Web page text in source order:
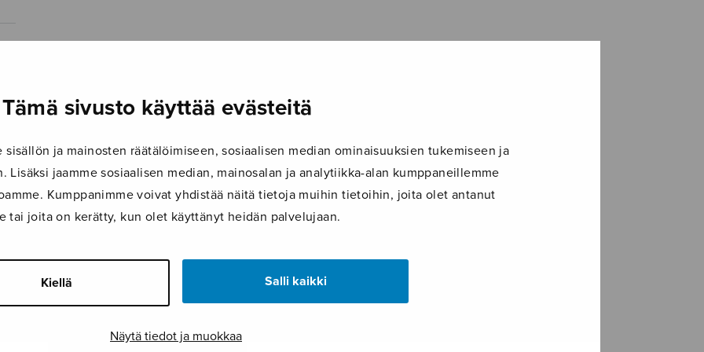
Tämä sivusto käyttää evästeitä
sisällön ja mainosten räätälöimiseen, sosiaalisen median ominaisuuksien tukemiseen ja
Lisäksi jaamme sosiaalisen median, mainosalan ja analytiikka-alan kumppaneillemme
Kumppanimme voivat yhdistää näitä tietoja muihin tietoihin, joita olet antanut
tai joita on kerätty, kun olet käyttänyt heidän palvelujaan.
Kiellä Salli kaikki
Näytä tiedot ja muokkaa